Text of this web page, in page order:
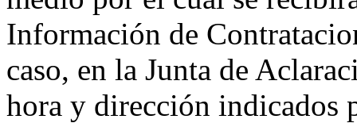
Información de
caso, en la Junta de
hora y dirección indicados